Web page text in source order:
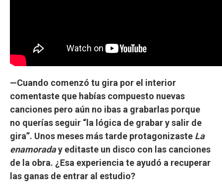
—Cuando comenzó tu gira por el interior
comentaste que habías compuesto nuevas
canciones pero aún no ibas a grabarlas porque
no querías seguir “la lógica de grabar y salir de
gira”. Unos meses más tarde protagonizaste La
enamoraday editaste un disco con las canciones
de la obra. ¿Esa experiencia te ayudó a recuperar
las ganas de entrar al estudio?